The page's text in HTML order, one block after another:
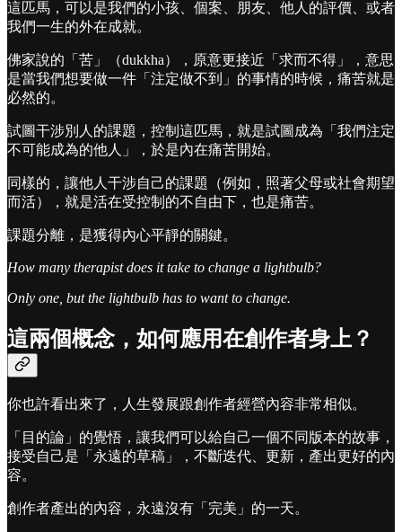
這匹馬，可以是我們的小孩、個案、朋友、他人的評價、或者
我們一生的外在成就。
佛家說的「苦」（dukkha），原意更接近「求而不得」，意思
是當我們想要做一件「注定做不到」的事情的時候，痛苦就是
必然的。
試圖干涉別人的課題，控制這匹馬，就是試圖成為「我們注定
不可能成為的他人」，於是內在痛苦開始。
同樣的，讓他人干涉自己的課題（例如，照著父母或社會期望
而活），就是活在受控制的不自由下，也是痛苦。
課題分離，是獲得內心平靜的關鍵。
How many therapist does it take to change a lightbulb?
Only one, but the lightbulb has to want to change.
這兩個概念，如何應用在創作者身上？
你也許看出來了，人生發展跟創作者經營內容非常相似。
「目的論」的覺悟，讓我們可以給自己一個不同版本的故事，
接受自己是「永遠的草稿」，不斷迭代、更新，產出更好的內
容。
創作者產出的內容，永遠沒有「完美」的一天。